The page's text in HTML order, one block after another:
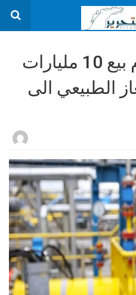
تركمانستان تعتزم بيع 10 مليارات
الطبيعي الى